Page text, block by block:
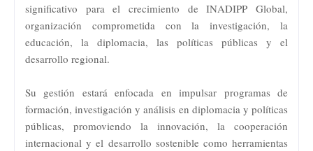
significativo para el crecimiento de INADIPP Global,
organización comprometida con la investigación, la
educación, la diplomacia, las políticas públicas y el
desarrollo regional.
Su gestión estará enfocada en impulsar programas de
formación, investigación y análisis en diplomacia y políticas
públicas, promoviendo la innovación, la cooperación
internacional y el desarrollo sostenible como herramientas